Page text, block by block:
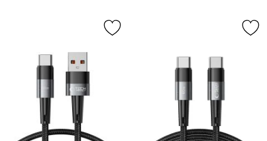
Markera tech-Protect 0.5 m 66W/